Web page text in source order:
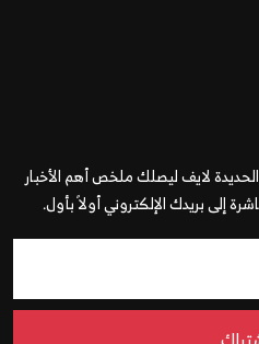
لايف ليصلك ملخص أهم الأخبار
إلى بريدك الإلكتروني أولاً بأول.